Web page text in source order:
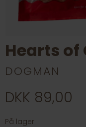
Hearts of
DOGMAN
DKK 89,00
På lager